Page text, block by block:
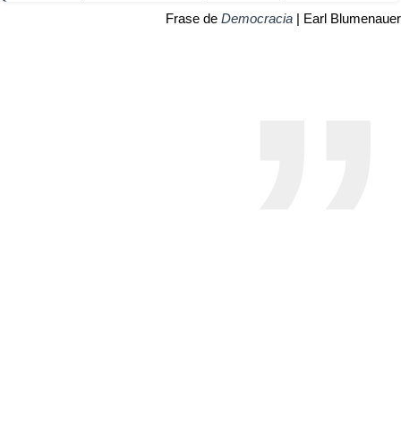
Frase de Democracia | Earl Blumenauer